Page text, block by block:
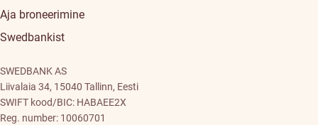
Aja broneerimine
Swedbankist
SWEDBANK AS
Liivalaia 34, 15040 Tallinn, Eesti
SWIFT kood/BIC: HABAEE2X
Reg. number: 10060701